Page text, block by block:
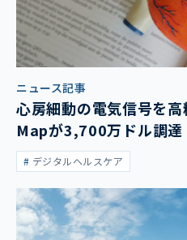
ニュース記事
心房細動の電気信号を
Mapが3,700万ドル調達
デジタルヘルスケア